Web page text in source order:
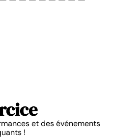
et des événements
!